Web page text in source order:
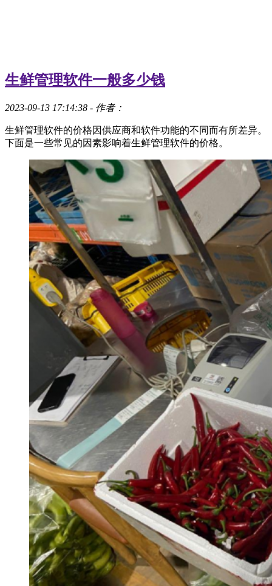
生鲜管理软件一般多少钱
2023-09-13 17:14:38 - 作者：
生鲜管理软件的价格因供应商和软件功能的不同而有所差异。
下面是一些常见的因素影响着生鲜管理软件的价格。